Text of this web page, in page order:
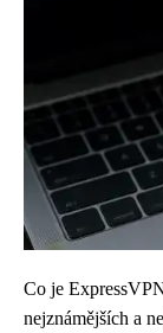
Co je
nejznámějších a